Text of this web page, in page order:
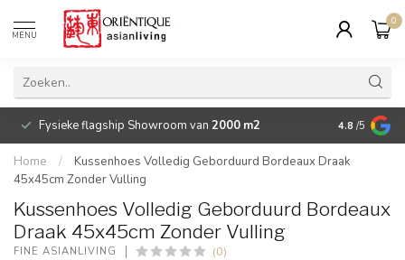
MENU
0
Fysieke flagship Showroom van 2000 m2 Betaalbare
4.8 /5
Home /
Kussenhoes Volledig Geborduurd Bordeaux Draak
45x45cm Zonder Vulling
Kussenhoes Volledig Geborduurd Bordeaux
Draak 45x45cm Zonder Vulling
FINE ASIANLIVING (0)